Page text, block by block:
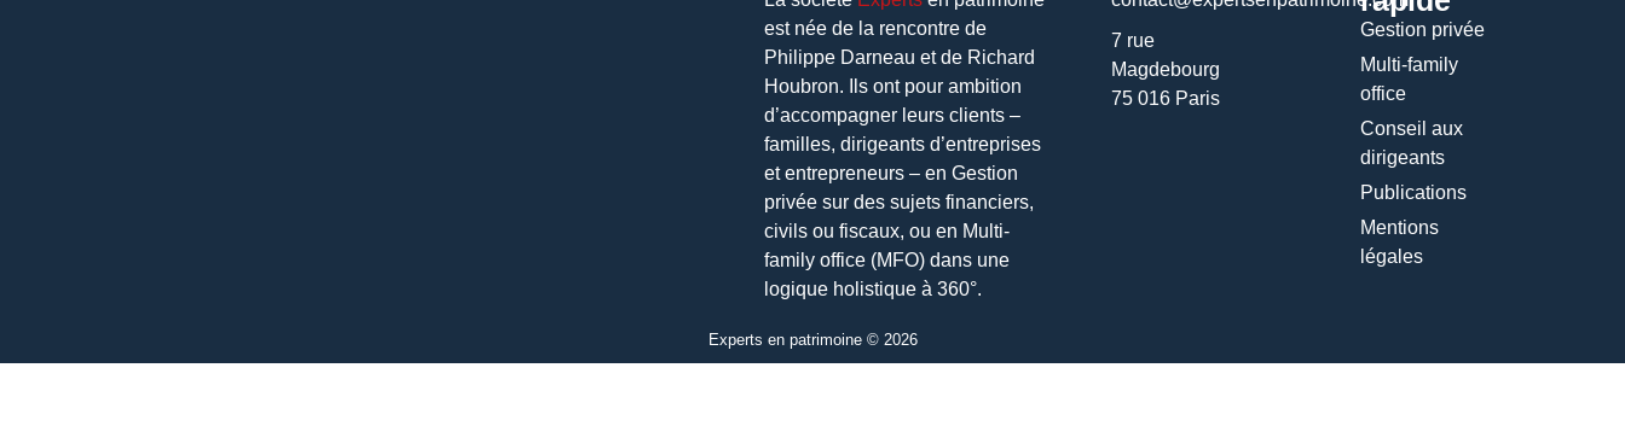
est née de la rencontre de
Philippe Darneau et de Richard
Houbron. Ils ont pour ambition
d’accompagner leurs clients –
familles, dirigeants d’entreprises
et entrepreneurs – en Gestion
privée sur des sujets financiers,
civils ou fiscaux, ou en Multi-
family office (MFO) dans une
logique holistique à 360°.
7 rue
Magdebourg
75 016 Paris
Gestion privée
Multi-family
office
Conseil aux
dirigeants
Publications
Mentions
légales
Experts en patrimoine © 2026